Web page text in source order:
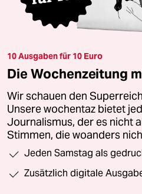
10 Ausgaben für 10 Euro
Die Wochenzeitung
Wir schauen den
Unsere wochentaz bietet
Journalismus, der es nicht
Stimmen, die woanders
Jeden Samstag als
Zusätzlich digitale